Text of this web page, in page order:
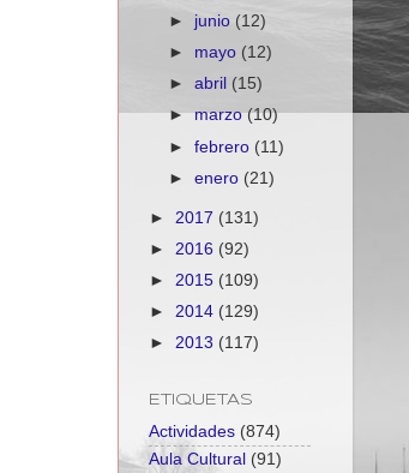
► junio (12)
► mayo (12)
►abril (15)
►marzo(10)
►febrero (11)
►enero (21)
► 2017 (131)
► 2016 (92)
► 2015 (109)
► 2014 (129)
► 2013 (117)
ETIQUETAS
Actividades (874)
Aula Cultural (91)